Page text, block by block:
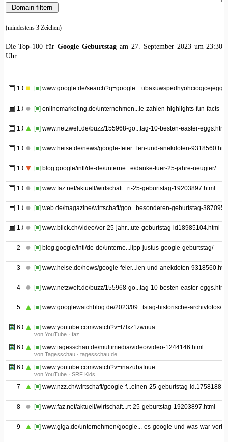
(mindestens 3 Zeichen)
Die Top-100 fürGoogle Geburtstag am 27. September 2023 um 23:30
Uhr
1.01 [■] www.google.de/search?q=google
1.02 [■] onlinemarketing.de/unternehmen...le-zahlen-highlights-fun-facts
1.03 [■] www.netzwelt.de/buzz/155968-go...tag-10-besten-easter-eggs.html
1.04 [■] www.heise.de/news/google-feier...len-und-anekdoten-
1.05 [■] blog.google/intl/de-de/unterne...e/danke-fuer-25-jahre-neugier/
1.06 [■] www.faz.net/aktuell/wirtschaft...rt-25-geburtstag-19203897.html
1.07 [■] web.de/magazine/wirtschaft/goo...besonderen-geburtstag-
1.08 [■] www.blick.ch/video/vor-25-jahr...ute-geburtstag-id18985104.html
2 [■] blog.google/intl/de-de/unterne...lipp-justus-google-geburtstag/
3 [■] www.heise.de/news/google-feier...len-und-anekdoten-
4 [■] www.netzwelt.de/buzz/155968-go...tag-10-besten-easter-eggs.html
5 [■] www.googlewatchblog.de/2023/09...tstag-historische-archivfotos/
6.01 [■] www.youtube.com/watch?v=f7lxz1zwuua
von YouTube · faz
6.02 [■] www.tagesschau.de/multimedia/video/video-1244146.html
von Tagesschau · tagesschau.de
6.03 [■] www.youtube.com/watch?v=inazubafnue
von YouTube · SRF Kids
7 [■] www.nzz.ch/wirtschaft/google-f...einen-25-geburtstag-ld.1758188
8 [■] www.faz.net/aktuell/wirtschaft...rt-25-geburtstag-19203897.html
9 [■] www.giga.de/unternehmen/google...-es-google-und-was-war-